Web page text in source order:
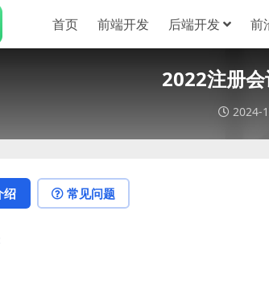
首页 前端开发 后端开发 前
2022注册
2024-
绍 常见问题